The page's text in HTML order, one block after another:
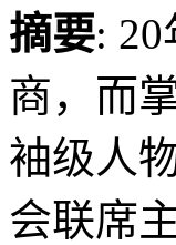
摘要:
商，而
袖级人
会联席